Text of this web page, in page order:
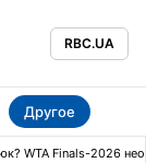
RBC.UA
Другое
WTA Finals-2026